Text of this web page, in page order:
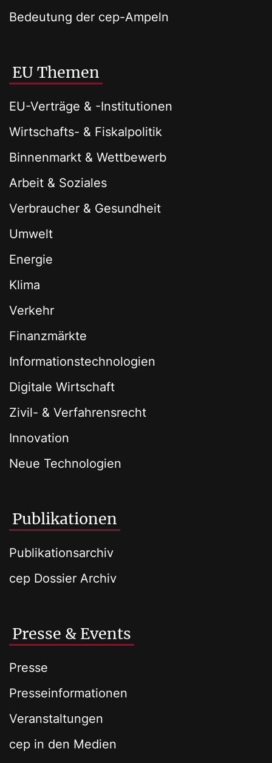
Bedeutung der cep-Ampeln
EU Themen
EU-Verträge & -Institutionen
Wirtschafts- & Fiskalpolitik
Binnenmarkt & Wettbewerb
Arbeit & Soziales
Verbraucher & Gesundheit
Umwelt
Energie
Klima
Verkehr
Finanzmärkte
Informationstechnologien
Digitale Wirtschaft
Zivil- & Verfahrensrecht
Innovation
Neue Technologien
Publikationen
Publikationsarchiv
cep Dossier Archiv
Presse & Events
Presse
Presseinformationen
Veranstaltungen
cep in den Medien